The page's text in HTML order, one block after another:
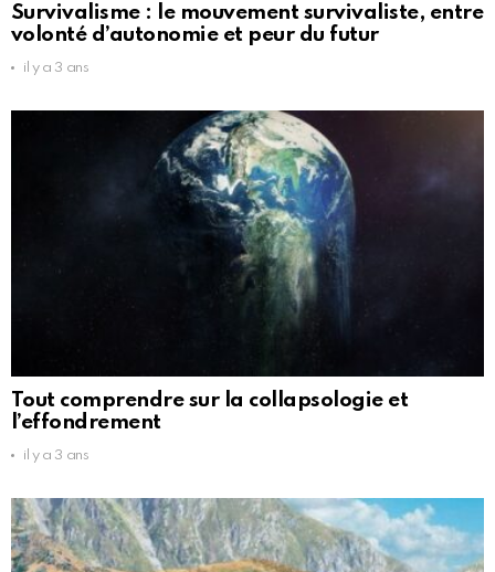
Survivalisme : le mouvement survivaliste, entre
volonté d’autonomie et peur du futur
il y a 3 ans
Tout comprendre sur la collapsologie et
l’effondrement
il y a 3 ans